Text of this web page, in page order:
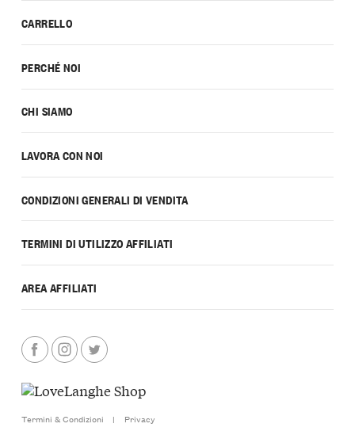
CARRELLO
PERCHÉ NOI
CHI SIAMO
LAVORA CON NOI
CONDIZIONI GENERALI DI VENDITA
TERMINI DI UTILIZZO AFFILIATI
AREA AFFILIATI
Termini & Condizioni |
Privacy